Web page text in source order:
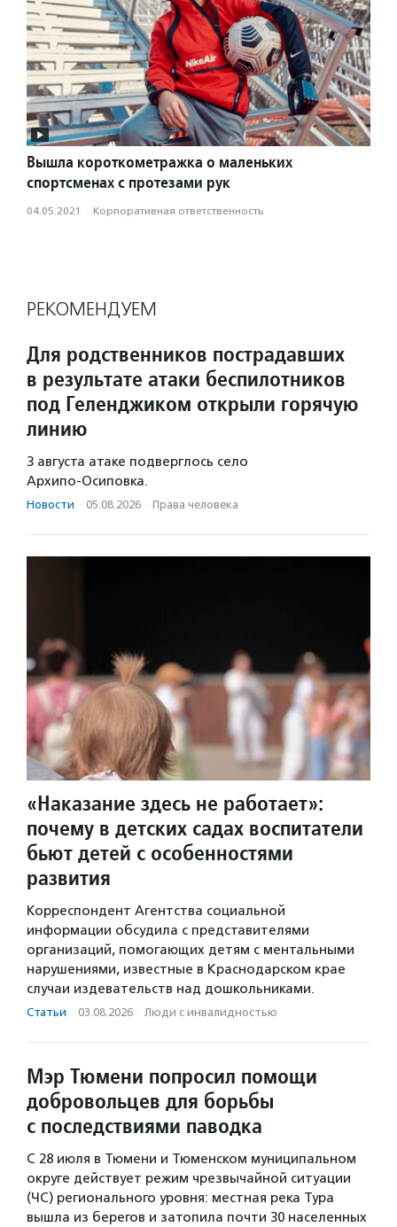
Вышла короткометражка о маленьких
спортсменах с протезами рук
04.05.2021 · Корпоративная ответственность
РЕКОМЕНДУЕМ
Для родственников пострадавших
в результате атаки беспилотников
под Геленджиком открыли горячую
линию
3 августа атаке подверглось село
Архипо‑Осиповка.
Новости · 05.08.2026 · Права человека
«Наказание здесь не работает»:
почему в детских садах воспитатели
бьют детей с особенностями
развития
Корреспондент Агентства социальной
информации обсудила с представителями
организаций, помогающих детям с ментальными
нарушениями, известные в Краснодарском крае
случаи издевательств над дошкольниками.
Статьи · 03.08.2026 · Люди с инвалидностью
Мэр Тюмени попросил помощи
добровольцев для борьбы
с последствиями паводка
С 28 июля в Тюмени и Тюменском муниципальном
округе действует режим чрезвычайной ситуации
(ЧС) регионального уровня: местная река Тура
вышла из берегов и затопила почти 30 населенных